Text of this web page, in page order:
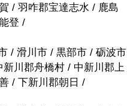
/ 羽咋郡宝達志水 / 鹿島
登 /
/ 滑川市 / 黒部市 / 砺波市
川郡舟橋村 / 中新川郡上
/ 下新川郡朝日 /